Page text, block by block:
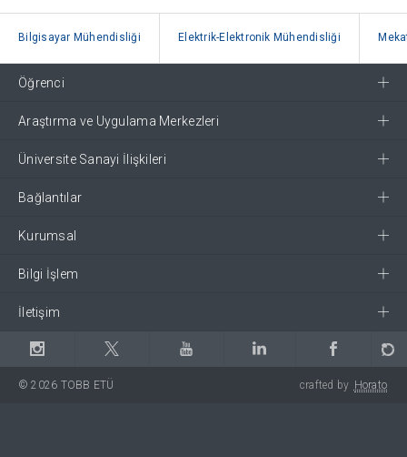
Bilgisayar Mühendisliği Elektrik-Elektronik Mühendisliği
Öğrenci
Araştırma ve Uygulama Merkezleri
Üniversite Sanayi İlişkileri
Bağlantılar
Kurumsal
Bilgi İşlem
İletişim
© 2026 TOBB ETÜ crafted by Horato